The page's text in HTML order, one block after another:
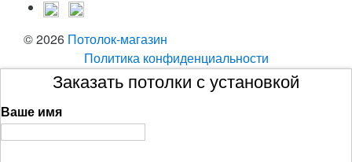
© 2026 Потолок-магазин
Политика конфиденциальности
Заказать потолки с установкой
Ваше имя